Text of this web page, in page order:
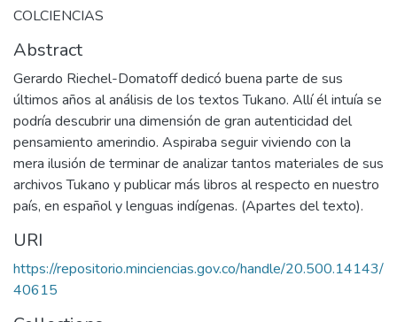
COLCIENCIAS
Abstract
Gerardo Riechel-Domatoff dedicó buena parte de sus
últimos años al análisis de los textos Tukano. Allí él intuía se
podría descubrir una dimensión de gran autenticidad del
pensamiento amerindio. Aspiraba seguir viviendo con la
mera ilusión de terminar de analizar tantos materiales de sus
archivos Tukano y publicar más libros al respecto en nuestro
país, en español y lenguas indígenas. (Apartes del texto).
URI
https://repositorio.minciencias.gov.co/handle/20.500.14143/
40615